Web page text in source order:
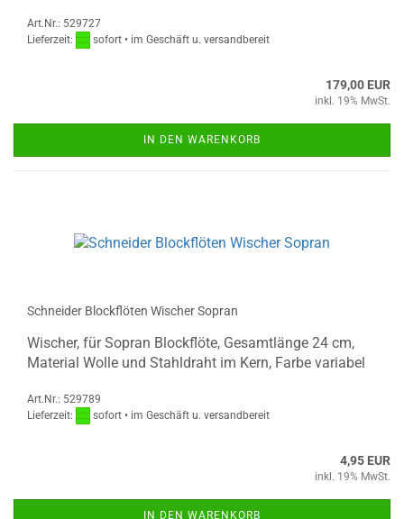
Art.Nr.: 529727
Lieferzeit:
sofort • im Geschäft u. versandbereit
179,00 EUR
inkl. 19% MwSt.
IN DEN WARENKORB
Schneider Blockflöten Wischer Sopran
Wischer, für Sopran Blockflöte, Gesamtlänge 24 cm,
Material Wolle und Stahldraht im Kern, Farbe variabel
Art.Nr.: 529789
Lieferzeit:
sofort • im Geschäft u. versandbereit
4,95 EUR
inkl. 19% MwSt.
IN DEN WARENKORB